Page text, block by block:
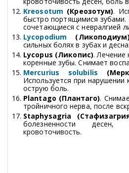
Kreosotum (Креозотум).
быстро портящимися
сочетающиеся с невралгией
Lycopodium (Ликоподиум)
сильных болях в зубах и
Lycopus (Ликопис). Лечение
коренные зубы. Снимает
Mercurius solubilis
Используется при нарушении
острую боль.
Plantago (Плантаго).
тройничного нерва, после
Staphysagria
болезненности десен,
кровоточивость.